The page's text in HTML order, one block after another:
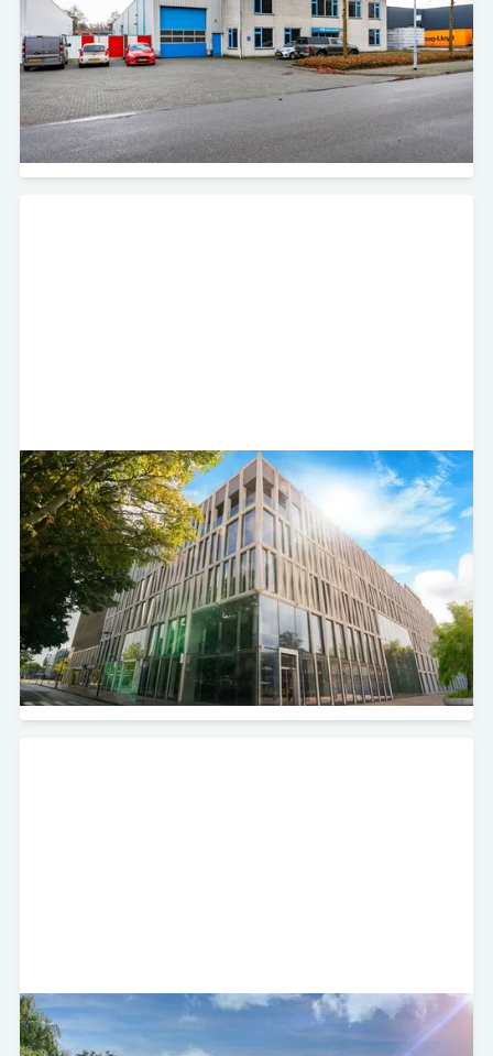
Minerva Development heeft in samenwerking met
Wiprofi en Storage Share het gebouw aan de Van
Leeuwenhoekstraat 32 in Harderwijk herontwikkeld
tot een self-storage vestiging.
Bekijk project
Buitenplein 101 - Amstelveen
Self Storage
Minerva Development heeft in samenwerking met
Stevaco Vastgoed de bovenste drie verdiepingen van
Buitenplein 101 in Amstelveen aangekocht.
Bekijk project
De Factorij 31 - Zwaag